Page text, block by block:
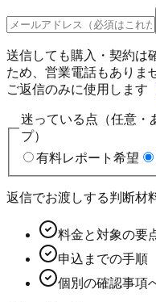
送信しても購入・契約は
ため、営業電話もありま
ご返信のみに使用します
迷っている点（任意・
プ）
有料レポート希望
返信でお渡しする判断材
料金と対象の要
申込までの手順
個別の確認事項